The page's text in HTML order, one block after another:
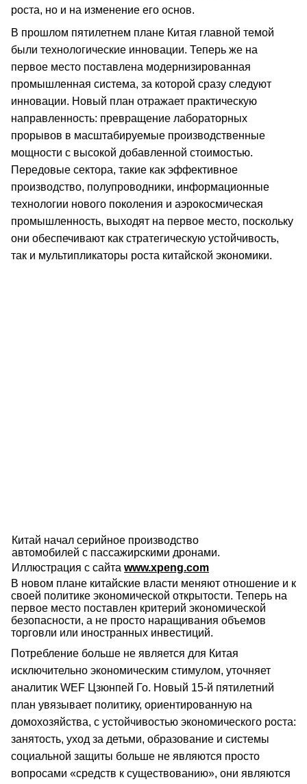
роста, но и на изменение его основ.
В прошлом пятилетнем плане Китая главной темой
были технологические инновации. Теперь же на
первое место поставлена модернизированная
промышленная система, за которой сразу следуют
инновации. Новый план отражает практическую
направленность: превращение лабораторных
прорывов в масштабируемые производственные
мощности с высокой добавленной стоимостью.
Передовые сектора, такие как эффективное
производство, полупроводники, информационные
технологии нового поколения и аэрокосмическая
промышленность, выходят на первое место, поскольку
они обеспечивают как стратегическую устойчивость,
так и мультипликаторы роста китайской экономики.
Китай начал серийное производство
автомобилей с пассажирскими дронами.
Иллюстрация с сайта www.xpeng.com
В новом плане китайские власти меняют отношение и к
своей политике экономической открытости. Теперь на
первое место поставлен критерий экономической
безопасности, а не просто наращивания объемов
торговли или иностранных инвестиций.
Потребление больше не является для Китая
исключительно экономическим стимулом, уточняет
аналитик WEF Цзюнпей Го. Новый 15-й пятилетний
план увязывает политику, ориентированную на
домохозяйства, с устойчивостью экономического роста:
занятость, уход за детьми, образование и системы
социальной защиты больше не являются просто
вопросами «средств к существованию», они являются